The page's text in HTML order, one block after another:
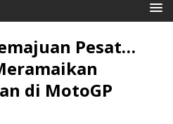
Pesat…
di MotoGP